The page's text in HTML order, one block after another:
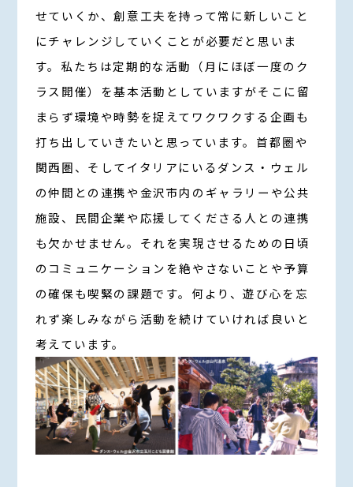
せていくか、創意工夫を持って常に新しいこと
にチャレンジしていくことが必要だと思いま
す。私たちは定期的な活動（月にほぼ一度のク
ラス開催）を基本活動としていますがそこに留
まらず環境や時勢を捉えてワクワクする企画も
打ち出していきたいと思っています。首都圏や
関西圏、そしてイタリアにいるダンス・ウェル
の仲間との連携や金沢市内のギャラリーや公共
施設、民間企業や応援してくださる人との連携
も欠かせません。それを実現させるための日頃
のコミュニケーションを絶やさないことや予算
の確保も喫緊の課題です。何より、遊び心を忘
れず楽しみながら活動を続けていければ良いと
考えています。